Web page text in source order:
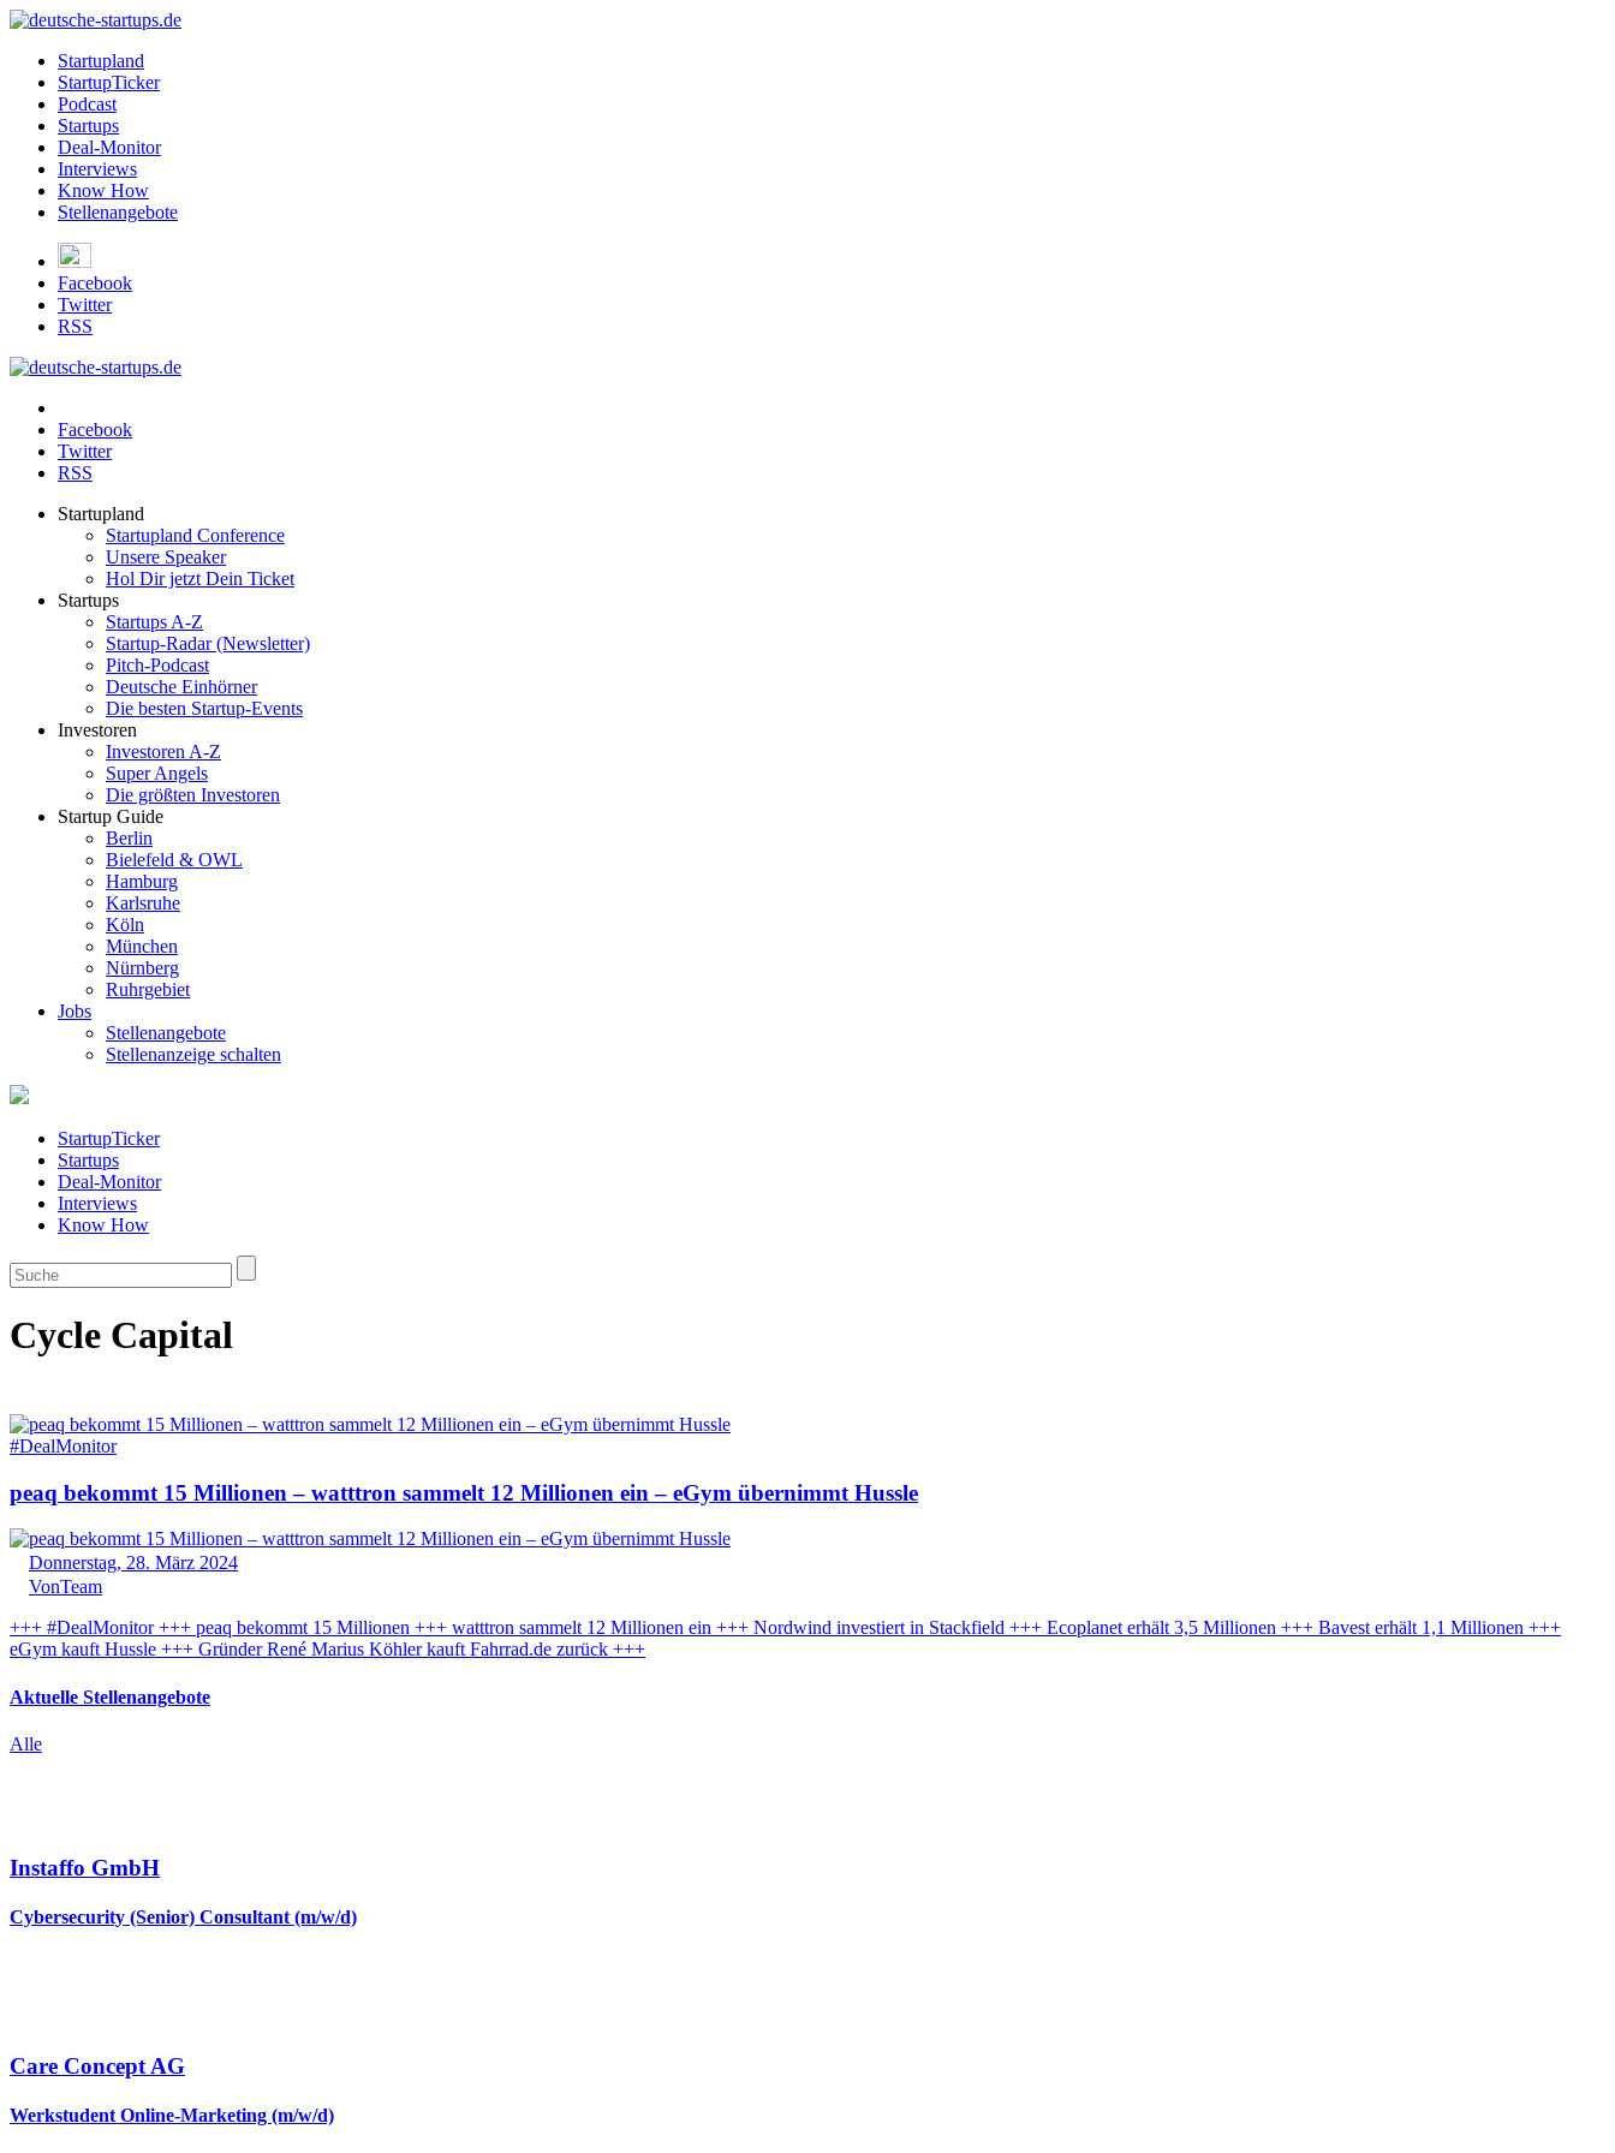
Startupland
StartupTicker
Podcast
Startups
Deal-Monitor
Interviews
Know How
Stellenangebote
Facebook
Twitter
RSS
Facebook
Twitter
RSS
Startupland
Startupland Conference
Unsere Speaker
Hol Dir jetzt Dein Ticket
Startups
Startups A-Z
Startup-Radar (Newsletter)
Pitch-Podcast
Deutsche Einhörner
Die besten Startup-Events
Investoren
Investoren A-Z
Super Angels
Die größten Investoren
Startup Guide
Berlin
Bielefeld & OWL
Hamburg
Karlsruhe
Köln
München
Nürnberg
Ruhrgebiet
Jobs
Stellenangebote
Stellenanzeige schalten
StartupTicker
Startups
Deal-Monitor
Interviews
Know How
Cycle Capital
#DealMonitor
peaq bekommt 15 Millionen – watttron sammelt 12 Millionen ein – eGym übernimmt Hussle
Donnerstag, 28. März 2024
VonTeam
+++ #DealMonitor +++ peaq bekommt 15 Millionen +++ watttron sammelt 12 Millionen ein +++ Nordwind investiert in Stackfield +++ Ecoplanet erhält 3,5 Millionen +++ Bavest erhält 1,1 Millionen +++
eGym kauft Hussle +++ Gründer René Marius Köhler kauft Fahrrad.de zurück +++
Aktuelle Stellenangebote
Alle
Instaffo GmbH
Cybersecurity (Senior) Consultant (m/w/d)
Care Concept AG
Werkstudent Online-Marketing (m/w/d)